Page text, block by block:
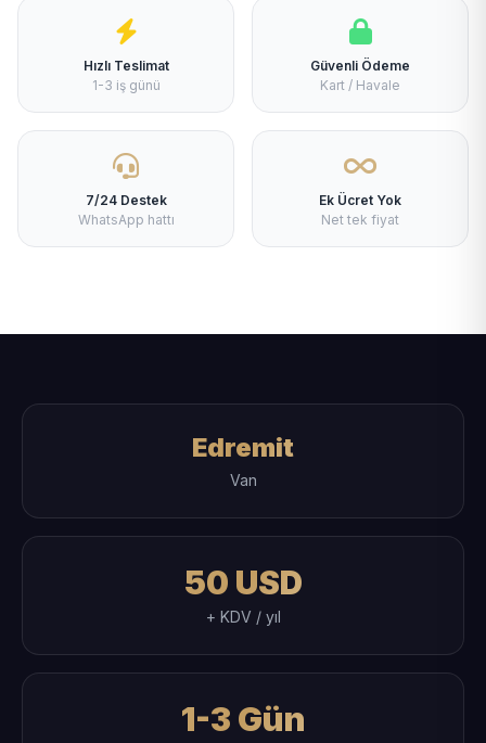
Hızlı Teslimat
1-3 iş günü
Güvenli Ödeme
Kart / Havale
7/24 Destek
WhatsApp hattı
Ek Ücret Yok
Net tek fiyat
Edremit
Van
50 USD
+ KDV / yıl
1-3 Gün